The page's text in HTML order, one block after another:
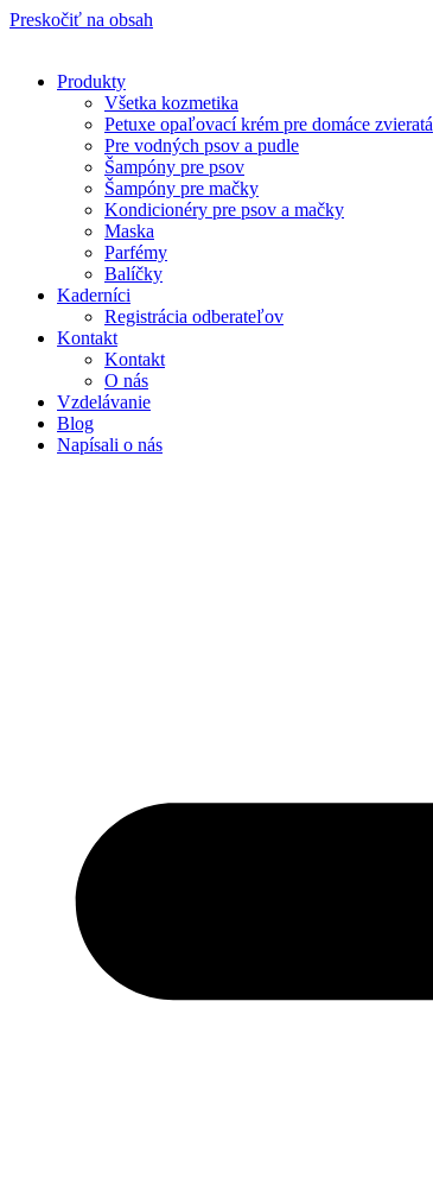
Preskočiť na obsah
Produkty
Všetka kozmetika
Petuxe opaľovací krém pre domáce zvieratá
Pre vodných psov a pudle
Šampóny pre psov
Šampóny pre mačky
Kondicionéry pre psov a mačky
Maska
Parfémy
Balíčky
Kaderníci
Registrácia odberateľov
Kontakt
Kontakt
O nás
Vzdelávanie
Blog
Napísali o nás